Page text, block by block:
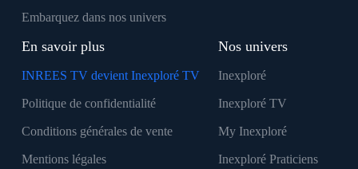
Embarquez dans nos univers
En savoir plus
INREES TV devient Inexploré TV
Politique de confidentialité
Conditions générales de vente
Mentions légales
Nos univers
Inexploré
Inexploré TV
My Inexploré
Inexploré Praticiens